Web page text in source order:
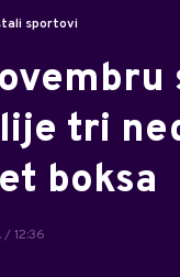
sportovi
tri
boksa
/ 12:36